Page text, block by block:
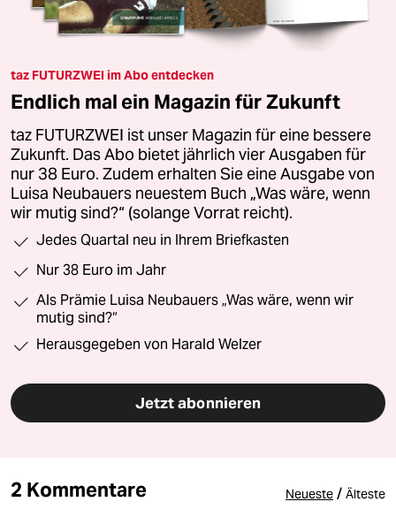
taz FUTURZWEI im Abo entdecken
Endlich mal ein Magazin für Zukunft
taz FUTURZWEI ist unser Magazin für eine bessere
Zukunft. Das Abo bietet jährlich vier Ausgaben für
nur 38 Euro. Zudem erhalten Sie eine Ausgabe von
Luisa Neubauers neuestem Buch „Was wäre, wenn
wir mutig sind?“ (solange Vorrat reicht).
Jedes Quartal neu in Ihrem Briefkasten
Nur 38 Euro im Jahr
Als Prämie Luisa Neubauers „Was wäre, wenn wir
mutig sind?“
Herausgegeben von Harald Welzer
Jetzt abonnieren
2 Kommentare Neueste / Älteste